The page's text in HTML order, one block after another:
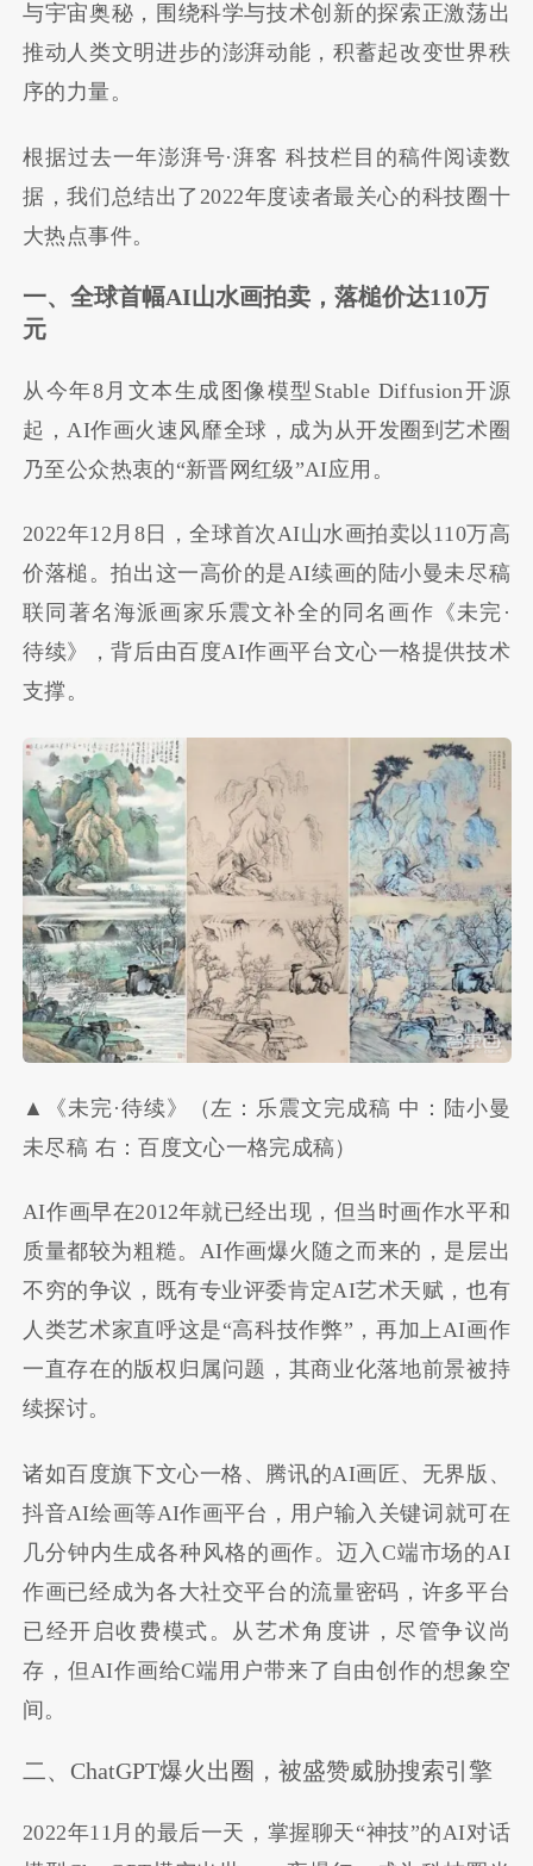
与宇宙奥秘，围绕科学与技术创新的探索正激荡出
推动人类文明进步的澎湃动能，积蓄起改变世界秩
序的力量。
根据过去一年澎湃号·湃客 科技栏目的稿件阅读数
据，我们总结出了2022年度读者最关心的科技圈十
大热点事件。
一、全球首幅AI山水画拍卖，落槌价达110万
元
从今年8月文本生成图像模型Stable Diffusion开源
起，AI作画火速风靡全球，成为从开发圈到艺术圈
乃至公众热衷的“新晋网红级”AI应用。
2022年12月8日，全球首次AI山水画拍卖以110万高
价落槌。拍出这一高价的是AI续画的陆小曼未尽稿
联同著名海派画家乐震文补全的同名画作《未完·
待续》，背后由百度AI作画平台文心一格提供技术
支撑。
▲《未完·待续》（左：乐震文完成稿 中：陆小曼
未尽稿 右：百度文心一格完成稿）
AI作画早在2012年就已经出现，但当时画作水平和
质量都较为粗糙。AI作画爆火随之而来的，是层出
不穷的争议，既有专业评委肯定AI艺术天赋，也有
人类艺术家直呼这是“高科技作弊”，再加上AI画作
一直存在的版权归属问题，其商业化落地前景被持
续探讨。
诸如百度旗下文心一格、腾讯的AI画匠、无界版、
抖音AI绘画等AI作画平台，用户输入关键词就可在
几分钟内生成各种风格的画作。迈入C端市场的AI
作画已经成为各大社交平台的流量密码，许多平台
已经开启收费模式。从艺术角度讲，尽管争议尚
存，但AI作画给C端用户带来了自由创作的想象空
间。
二、ChatGPT爆火出圈，被盛赞威胁搜索引擎
2022年11月的最后一天，掌握聊天“神技”的AI对话